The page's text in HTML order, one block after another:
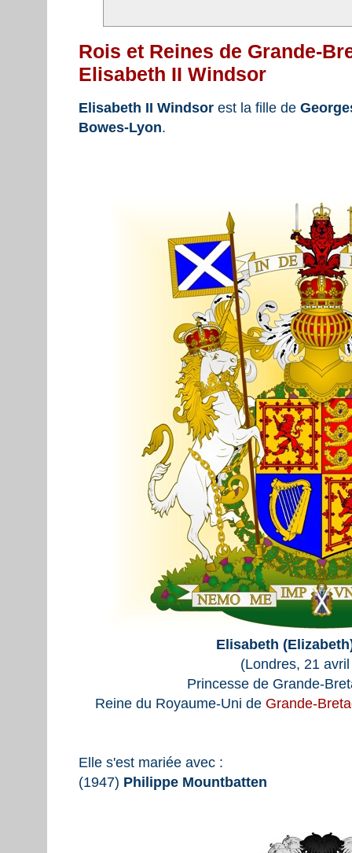
Rois et Reines de Grande-
Elisabeth II Windsor
Elisabeth II Windsor est la fille de
Bowes-Lyon.
Elisabeth
(Londres, 21
Princesse de Grande-
Reine du Royaume-Uni de Grande-
Elle s'est mariée avec :
(1947) Philippe Mountbatten